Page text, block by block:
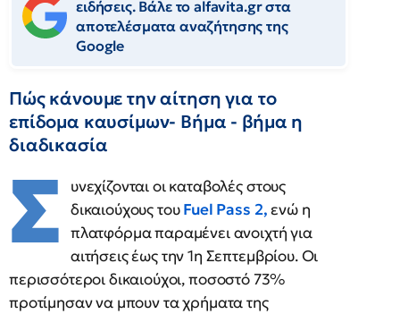
ειδήσεις. Βάλε το alfavita.gr στα
αποτελέσματα αναζήτησης της
Google
Πώς κάνουμε την αίτηση για το
επίδομα καυσίμων- Βήμα - βήμα η
διαδικασία
Σ
υνεχίζονται οι καταβολές στους
δικαιούχους τουFuel Pass 2,ενώ η
πλατφόρμα παραμένει ανοιχτή για
αιτήσεις έως την 1η Σεπτεμβρίου. Oι
περισσότεροι δικαιούχοι, ποσοστό 73%
προτίμησαν να μπουν τα χρήματα της